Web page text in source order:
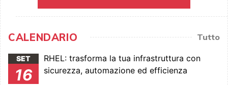
CALENDARIO Tutto
SET
16
RHEL: trasforma la tua infrastruttura con
sicurezza, automazione ed efficienza